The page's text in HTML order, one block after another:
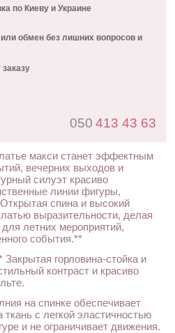
по Киеву и Украине
обмен без лишних вопросов и
050 413 43 63
макси станет эффектным
вечерних выходов и
силуэт красиво
линии фигуры,
спина и высокий
выразительности, делая
летних мероприятий,
события.**
горловина-стойка и
контраст и красиво
на спинке обеспечивает
с легкой эластичностью
и не ограничивает движения.